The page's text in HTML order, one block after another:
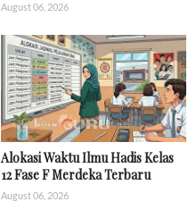
August 06, 2026
Alokasi Waktu Ilmu Hadis Kelas
12 Fase F Merdeka Terbaru
August 06, 2026